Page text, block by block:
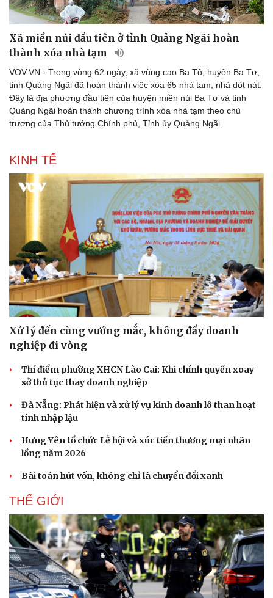
Thể thao
Bóng đá
Lịch thi đấu bóng đá
Thế giới thể thao
eSports
Hậu trường
Ô tô
Xe máy
Tư vấn
Xã miền núi đầu tiên ở tỉnh Quảng Ngãi hoàn
thành xóa nhà tạm
VOV.VN - Trong vòng 62 ngày, xã vùng cao Ba Tô, huyện Ba Tơ,
tỉnh Quảng Ngãi đã hoàn thành việc xóa 65 nhà tạm, nhà dột nát.
Đây là địa phương đầu tiên của huyện miền núi Ba Tơ và tỉnh
Quảng Ngãi hoàn thành chương trình xóa nhà tạm theo chủ
trương của Thủ tướng Chính phủ, Tỉnh ủy Quảng Ngãi.
KINH TẾ
Xử lý đến cùng vướng mắc, không đẩy doanh
nghiệp đi vòng
Thí điểm phường XHCN Lào Cai: Khi chính quyền xoay
sở thủ tục thay doanh nghiệp
Đà Nẵng: Phát hiện và xử lý vụ kinh doanh lô than hoạt
tính nhập lậu
Hưng Yên tổ chức Lễ hội và xúc tiến thương mại nhãn
lồng năm 2026
Bài toán hút vốn, không chỉ là chuyển đổi xanh
THẾ GIỚI